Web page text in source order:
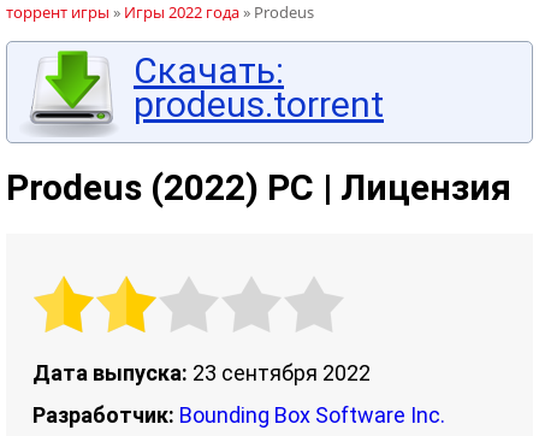
торрент игры » Игры 2022 года» Prodeus
Скачать:
prodeus.torrent
Prodeus (2022) PC | Лицензия
Дата выпуска: 23 сентября 2022
Разработчик: Bounding Box Software Inc.